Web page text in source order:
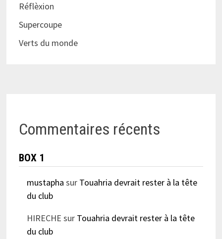
Réflèxion
Supercoupe
Verts du monde
Commentaires récents
BOX 1
mustapha sur Touahria devrait rester à la tête
du club
HIRECHE sur Touahria devrait rester à la tête
du club